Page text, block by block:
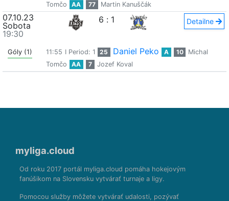
Tomčo
AA 77 Martin Kanuščák
07.10.23
Sobota
19:30
6 : 1 Detailne
Góly (1) 11:55 I Period: 1 25 Daniel Peko A 10
Michal
Tomčo
AA 7 Jozef Koval
myliga.cloud
Od roku 2017 portál myliga.cloud pomáha hokejovým
fanúšikom na Slovensku vytvárať turnaje a ligy.
Pomocou služby môžete vytvárať udalosti, pozývať